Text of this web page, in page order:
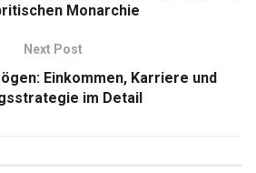
Monarchie
Next Post
Einkommen, Karriere und
im Detail